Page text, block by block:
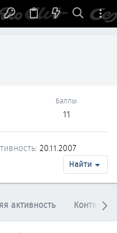
Баллы
11
20.11.2007
Найти
активность Контент